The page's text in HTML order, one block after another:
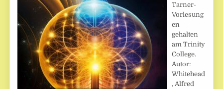
Tarner-
Vorlesung
en
gehalten
am Trinity
College.
Autor:
Whitehead
, Alfred